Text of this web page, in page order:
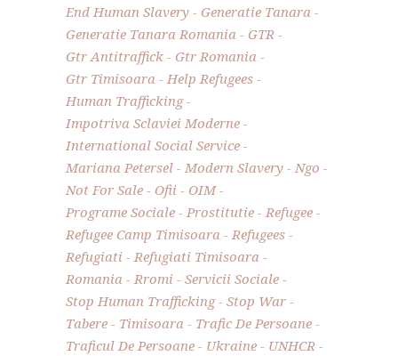
End Human Slavery
Generatie Tanara
Generatie Tanara Romania
GTR
Gtr Antitraffick
Gtr Romania
Gtr Timisoara
Help Refugees
Human Trafficking
Impotriva Sclaviei Moderne
International Social Service
Mariana Petersel
Modern Slavery
Ngo
Not For Sale
Ofii
OIM
Programe Sociale
Prostitutie
Refugee
Refugee Camp Timisoara
Refugees
Refugiati
Refugiati Timisoara
Romania
Rromi
Servicii Sociale
Stop Human Trafficking
Stop War
Tabere
Timisoara
Trafic De Persoane
Traficul De Persoane
Ukraine
UNHCR